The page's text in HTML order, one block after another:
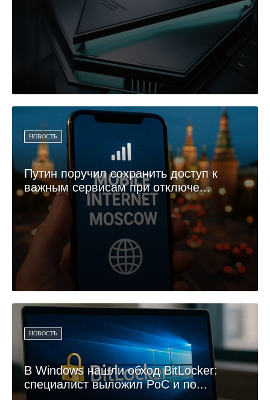
НОВОСТЬ
Путин поручил сохранить доступ к
важным сервисам при отключе...
НОВОСТЬ
В Windows нашли обход BitLocker:
специалист выложил PoC и по...